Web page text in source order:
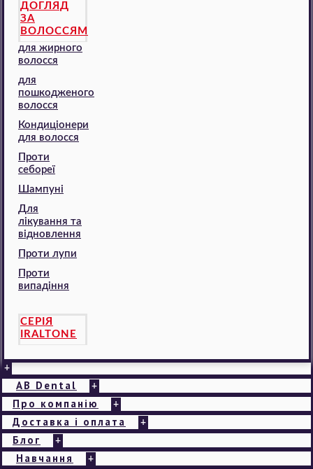
ДОГЛЯД
ЗА
ВОЛОССЯМ
для жирного
волосся
для
пошкодженого
волосся
Кондиціонери
для волосся
Проти
себореї
Шампуні
Для
лікування та
відновлення
Проти лупи
Проти
випадіння
СЕРІЯ
IRALTONE
+
AB Dental +
Про компанію +
Доставка і оплата +
Блог +
Навчання +